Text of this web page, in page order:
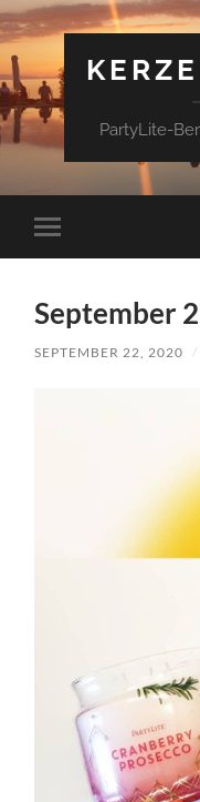
PartyLite-
Mobile-
Menü
September
SEPTEMBER 22, 2020 /